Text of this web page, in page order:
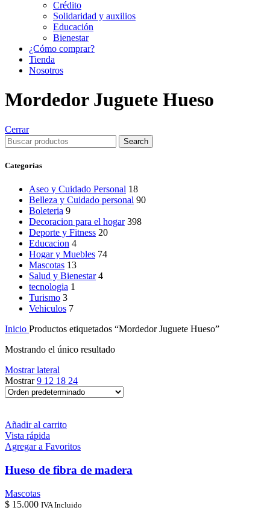
Crédito
Solidaridad y auxilios
Educación
Bienestar
¿Cómo comprar?
Tienda
Nosotros
Mordedor Juguete Hueso
Cerrar
Search
Categorías
Aseo y Cuidado Personal 18
Belleza y Cuidado personal 90
Boleteria 9
Decoracion para el hogar 398
Deporte y Fitness 20
Educacion 4
Hogar y Muebles 74
Mascotas 13
Salud y Bienestar 4
tecnologia 1
Turismo 3
Vehiculos 7
Inicio Productos etiquetados “Mordedor Juguete Hueso”
Mostrando el único resultado
Mostrar lateral
Mostrar9 12 18 24
Añadir al carrito
Vista rápida
Agregar a Favoritos
Hueso de fibra de madera
Mascotas
$ 15.000 IVA Incluido